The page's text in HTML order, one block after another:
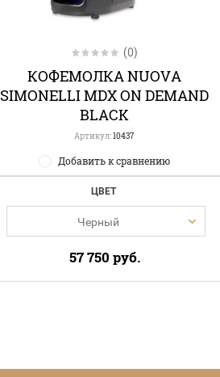
(0)
КОФЕМОЛКА NUOVA
SIMONELLI MDX ON DEMAND
BLACK
Артикул:10437
Добавить к сравнению
ЦВЕТ
Черный
57 750 руб.